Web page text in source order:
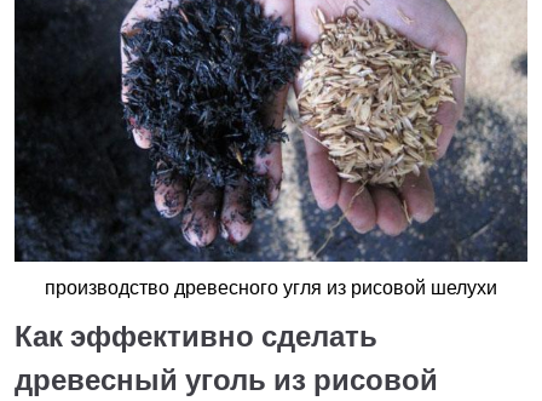
производство древесного угля из рисовой шелухи
Как эффективно сделать
древесный уголь из рисовой